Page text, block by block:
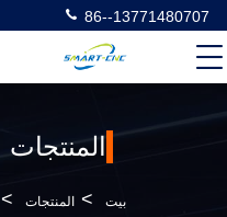
86--13771480707
المنتجات
بيت > المنتجات >